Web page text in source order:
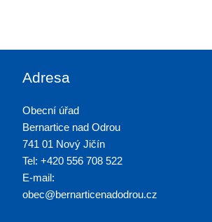
Adresa
Obecní úřad
Bernartice nad Odrou
741 01 Nový Jičín
Tel: +420 556 708 522
E-mail:
obec@bernarticenadodrou.cz